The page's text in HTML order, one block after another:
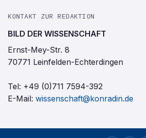
KONTAKT ZUR REDAKTION
BILD DER WISSENSCHAFT
Ernst-Mey-Str. 8
70771 Leinfelden-Echterdingen
Tel: +49 (0)711 7594-392
E-Mail: wissenschaft@konradin.de